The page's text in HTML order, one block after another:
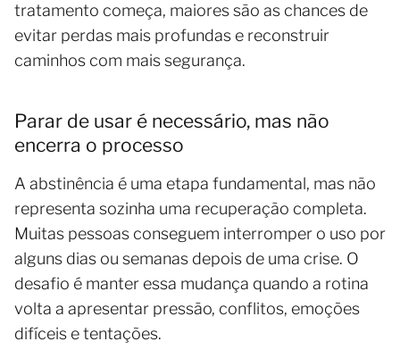
tratamento começa, maiores são as chances de
evitar perdas mais profundas e reconstruir
caminhos com mais segurança.
Parar de usar é necessário, mas não
encerra o processo
A abstinência é uma etapa fundamental, mas não
representa sozinha uma recuperação completa.
Muitas pessoas conseguem interromper o uso por
alguns dias ou semanas depois de uma crise. O
desafio é manter essa mudança quando a rotina
volta a apresentar pressão, conflitos, emoções
difíceis e tentações.